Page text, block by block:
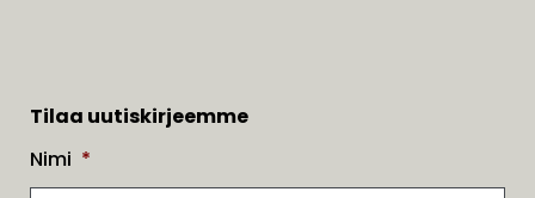
Tilaa uutiskirjeemme
Nimi *